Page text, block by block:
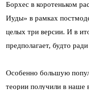
Борхес в коротеньком
Иуды» в рамках
целых три версии. И в
предполагает, будто
Особенно большую
теории получили в